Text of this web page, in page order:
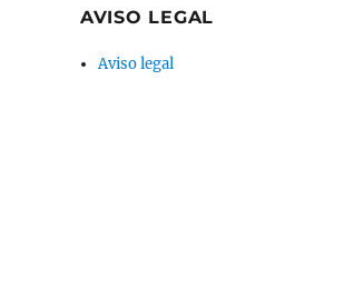
AVISO LEGAL
Aviso legal